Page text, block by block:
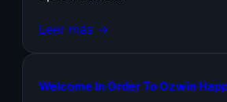
Leer más →
Welcome In Order To Ozwin